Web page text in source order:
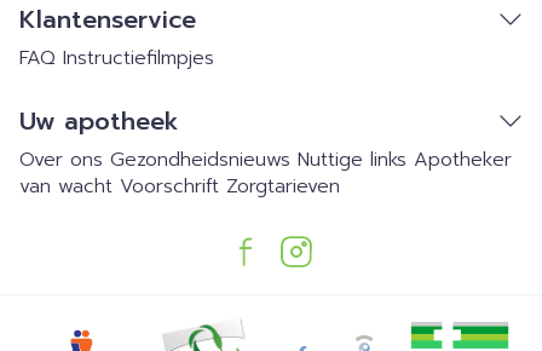
Klantenservice
FAQ Instructiefilmpjes
Uw apotheek
Over ons Gezondheidsnieuws Nuttige links Apotheker
van wacht Voorschrift Zorgtarieven